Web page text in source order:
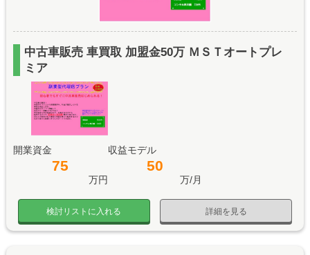
中古車販売 車買取 加盟金50万 ＭＳＴオートプレ
ミア
開業資金
75
万円
収益モデル
50
万/月
詳細を見る
検討リストに入れる